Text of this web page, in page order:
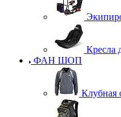
Кресла
ФАН ШОП
Клубная